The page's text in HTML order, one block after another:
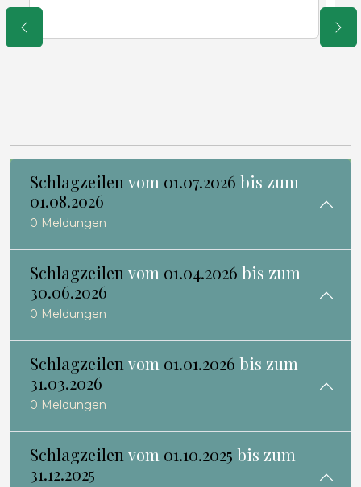
Schlagzeilen vom 01.07.2026 bis zum
01.08.2026
0 Meldungen
Schlagzeilen vom 01.04.2026 bis zum
30.06.2026
0 Meldungen
Schlagzeilen vom 01.01.2026 bis zum
31.03.2026
0 Meldungen
Schlagzeilen vom 01.10.2025 bis zum
31.12.2025